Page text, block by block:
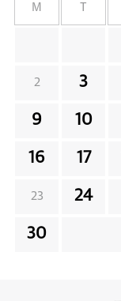
M
2 3
9 10
16 17
23 24
30